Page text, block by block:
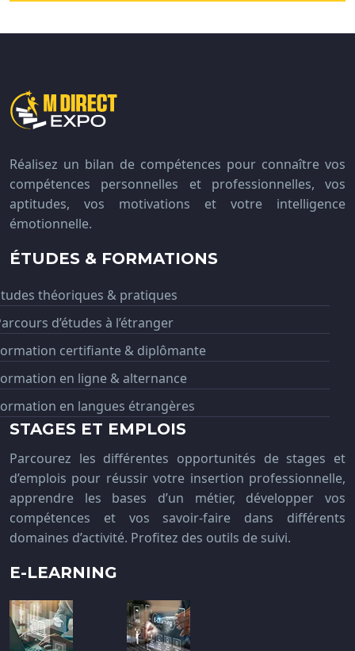
Réalisez un bilan de compétences pour connaître vos
compétences personnelles et professionnelles, vos
aptitudes, vos motivations et votre intelligence
émotionnelle.
ÉTUDES & FORMATIONS
théoriques & pratiques
d’études à l’étranger
certifiante & diplômante
en ligne & alternance
en langues étrangères
STAGES ET EMPLOIS
Parcourez les différentes opportunités de stages et
d’emplois pour réussir votre insertion professionnelle,
apprendre les bases d’un métier, développer vos
compétences et vos savoir-faire dans différents
domaines d’activité. Profitez des outils de suivi.
E-LEARNING